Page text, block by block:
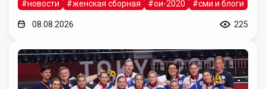
#новости #женская сборная #ои-2020 #сми и блоги
08.08.2026 225